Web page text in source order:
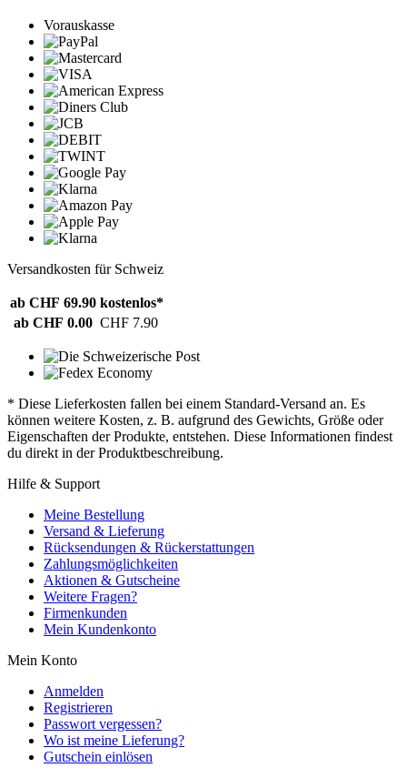
Vorauskasse
Versandkosten für Schweiz
ab CHF 69.90 kostenlos*
ab CHF 0.00 CHF 7.90
* Diese Lieferkosten fallen bei einem Standard-Versand an. Es
können weitere Kosten, z. B. aufgrund des Gewichts, Größe oder
Eigenschaften der Produkte, entstehen. Diese Informationen findest
du direkt in der Produktbeschreibung.
Hilfe & Support
Meine Bestellung
Versand & Lieferung
Rücksendungen & Rückerstattungen
Zahlungsmöglichkeiten
Aktionen & Gutscheine
Weitere Fragen?
Firmenkunden
Mein Kundenkonto
Mein Konto
Anmelden
Registrieren
Passwort vergessen?
Wo ist meine Lieferung?
Gutschein einlösen